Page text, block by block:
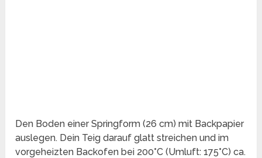
Den Boden einer Springform (26 cm) mit Backpapier
auslegen. Dein Teig darauf glatt streichen und im
vorgeheizten Backofen bei 200°C (Umluft: 175°C) ca.